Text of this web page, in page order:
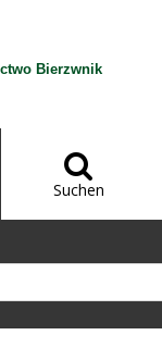
Bierzwnik

Suchen